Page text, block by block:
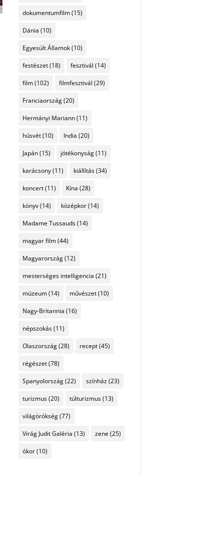
dokumentumfilm(15)
Dánia (10)
Egyesült Államok(10)
festészet(18) fesztivál (14)
film(102) filmfesztivál (29)
Franciaország(20)
Hermányi Mariann(11)
húsvét(10) India (20)
Japán(15) jótékonyság(11)
karácsony(11) kiállítás(34)
koncert(11) Kína (28)
könyv(14) középkor(14)
Madame Tussauds(14)
magyar film(44)
Magyarország(12)
mesterséges intelligencia (21)
múzeum(14) művészet(10)
Nagy-Britannia (16)
népszokás(11)
Olaszország(28) recept(45)
régészet(78)
Spanyolország(22) színház(23)
turizmus(20) túlturizmus(13)
világörökség(77)
Virág Judit Galéria (13) zene (25)
ókor(10)